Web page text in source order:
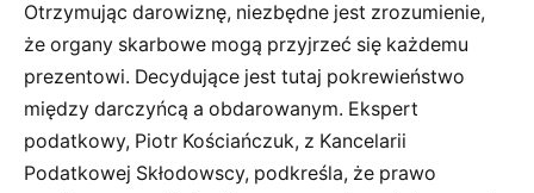
Otrzymując darowiznę, niezbędne jest zrozumienie,
że organy skarbowe mogą przyjrzeć się każdemu
prezentowi. Decydujące jest tutaj pokrewieństwo
między darczyńcą a obdarowanym. Ekspert
podatkowy, Piotr Kościańczuk, z Kancelarii
Podatkowej Skłodowscy, podkreśla, że prawo